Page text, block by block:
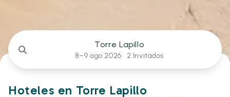
Torre Lapillo
8–9 ago 2026 · 2 Invitados
Hoteles en Torre Lapillo